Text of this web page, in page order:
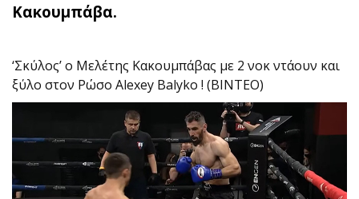
Κακουμπάβα.
‘Σκύλος’ ο Μελέτης Κακουμπάβας με 2 νοκ ντάουν και
ξύλο στον Ρώσο Alexey Balyko ! (ΒΙΝΤΕΟ)